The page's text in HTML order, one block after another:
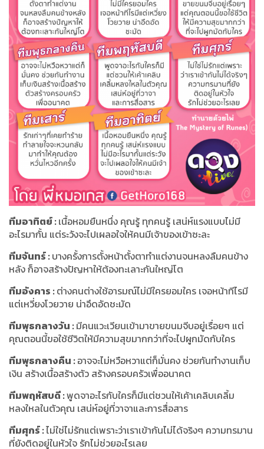
ทีมอาทิตย์:เนื้อหอมยืนหนึ่ง คุณรู้ ทุกคนรู้ เสน่ห์แรงแบบไม่มี
อะไรมากั้น แต่ระวังจะไปเผลอใจให้คนมีเจ้าของเข้าซะละ
ทีมจันทร์:บางครั้งการตั้งหน้าตั้งตาทำแต่งานจนหลงลืมคนข้าง
หลัง ก็อาจสร้างปัญหาให้ต้องทะเลาะกันใหญ่โต
ทีมอังคาร :ต่างคนต่างใช้อารมณ์ไม่มีใครยอมใคร เจอหน้าทีไรมี
แต่เหวี่ยงโวยวาย น่าอึดอัดชะมัด
ทีมพุธกลางวัน :มีคนแวะเวียนเข้ามาขายขนมจีบอยู่เรื่อยๆ แต่
คุณตอนนี้ขอใช้ชีวิตให้มีความสุขมากกว่าที่จะไปผูกมัดกับใคร
ทีมพุธกลางคืน :อาจจะไม่หวือหวาแต่ก็มั่นคง ช่วยกันทำงานเก็บ
เงิน สร้างเนื้อสร้างตัว สร้างครอบครัวเพื่ออนาคต
ทีมพฤหัสบดี:พูดจาอะไรกับใครก็มีแต่ชวนให้เค้าเคลิบเคลิ้ม
หลงใหลในตัวคุณ เสน่ห์อยู่ที่วาจาและการสื่อสาร
ทีมศุกร์:ไม่ใช่ไม่รักแต่เพราะว่าเราเข้ากันไม่ได้จริงๆ ความทรมาน
ที่ยังติดอยู่ในหัวใจ รักไม่ช่วยอะไรเลย